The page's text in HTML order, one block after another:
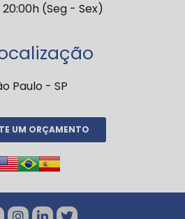
(Seg - Sex)
Paulo - SP
UM ORÇAMENTO